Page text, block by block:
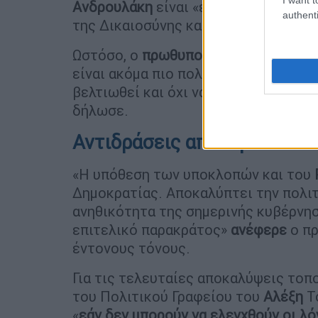
Ανδρουλάκη είναι «επιχειρησιακό
της Δικαιοσύνης και της Βουλής».
Ωστόσο, ο πρωθυπουργός
είναι ακόμα πιο πολύτιμη στην
βελτιωθεί και όχι να βαλτώσει.
δήλωσε.
Αντιδράσεις από την
«Η υπόθεση των υποκλοπών και του
Δημοκρατίας. Αποκαλύπτει την
ανηθικότητα της σημερινής
επιτελικό παρακράτος» ανέφερε ο
έντονους τόνους.
Για τις τελευταίες αποκαλύψεις
του Πολιτικού Γραφείου του Αλέξη